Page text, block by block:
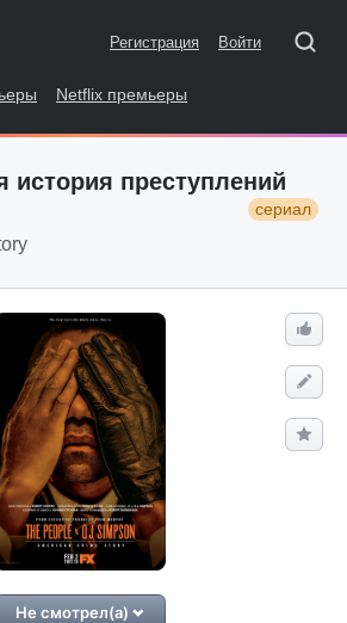
Регистрация Войти
Netflix премьеры
история преступлений
сериал
Не смотрел(а)